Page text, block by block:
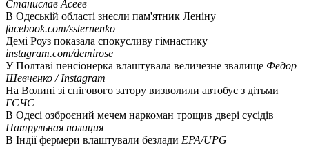
Станислав Асеев
В Одеській області знесли пам'ятник Леніну
facebook.com/ssternenko
Демі Роуз показала спокусливу гімнастику
instagram.com/demirose
У Полтаві пенсіонерка влаштувала величезне звалище Федор
Шевченко / Instagram
На Волині зі снігового затору визволили автобус з дітьми
ГСЧС
В Одесі озброєний мечем наркоман трощив двері сусідів
Патрульная полиция
В Індії фермери влаштували безлади EPA/UPG